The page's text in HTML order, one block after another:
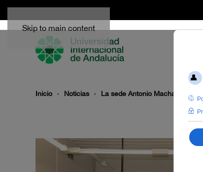
Skip to main content
Inicio Noticias La sede Antonio Machado de